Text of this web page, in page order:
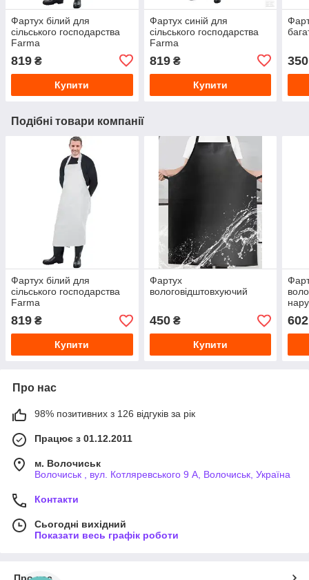
Фартух білий для
сільського господарства
Farma
819 ₴
Купити
Фартух синій для
сільського господарства
Farma
819₴
Купити
350
Подібні товари компанії
Фартух білий для
сільського господарства
Farma
819 ₴
Купити
Фартух
вологовідштовхуючий
450₴
Купити
602
Про нас
98% позитивних з 126 відгуків за рік
Працює з 01.12.2011
м. Волочиськ
Волочиськ , вул. Котляревського 9 А, Волочиськ, Україна
Контакти
Сьогодні вихідний
Показати весь графік роботи